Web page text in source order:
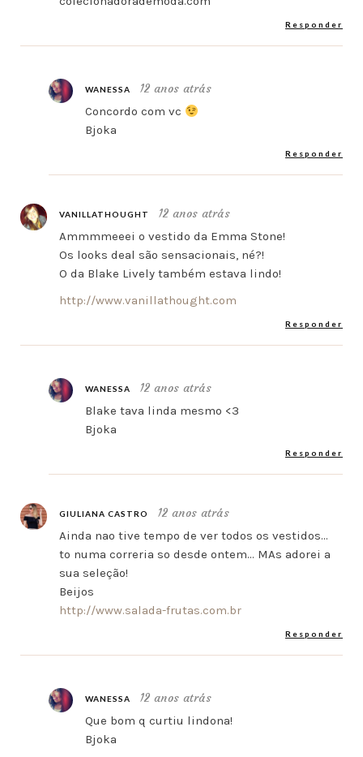
Responder
WANESSA
12 anos atrás
Concordo com vc
Bjoka
Responder
VANILLATHOUGHT
12 anos atrás
Ammmmeeei o vestido da Emma Stone!
Os looks deal são sensacionais, né?!
O da Blake Lively também estava lindo!
http://www.vanillathought.com
Responder
WANESSA
12 anos atrás
Blake tava linda mesmo <3
Bjoka
Responder
GIULIANA CASTRO
12 anos atrás
Ainda nao tive tempo de ver todos os vestidos…
to numa correria so desde ontem… MAs adorei a
sua seleção!
Beijos
http://www.salada-frutas.com.br
Responder
WANESSA
12 anos atrás
Que bom q curtiu lindona!
Bjoka